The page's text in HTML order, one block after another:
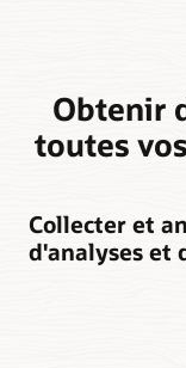
Obtenir
toutes
Collecter et
d'analyses et